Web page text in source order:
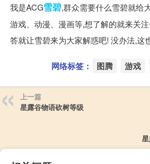
我是ACG雪碧,群众需要什么雪碧就给
游戏、动漫、漫画等,想了解的就来关
答就让雪碧来为大家解惑吧! 没办法,这
网络标签： 图腾 游戏
上一篇
星露谷物语砍树等级